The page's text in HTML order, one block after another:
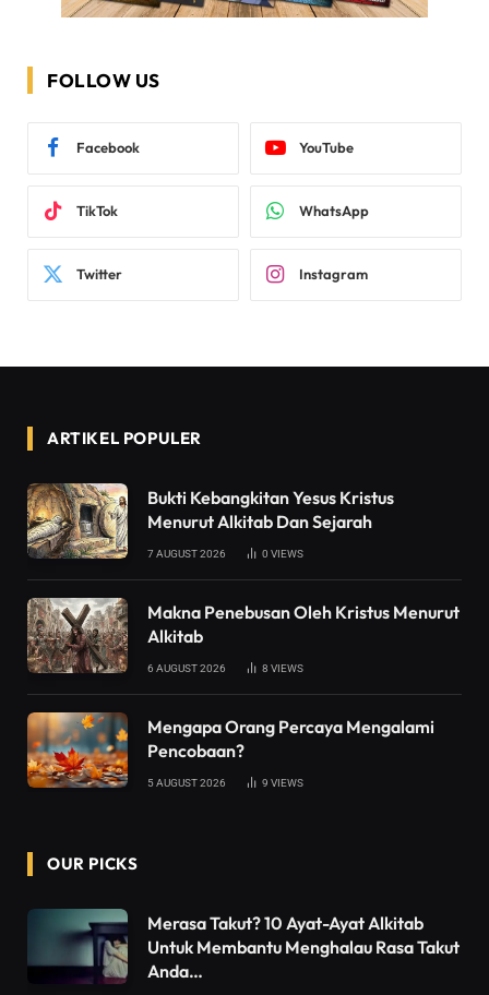
FOLLOW US
Facebook YouTube
TikTok WhatsApp
Twitter Instagram
ARTIKEL POPULER
Bukti Kebangkitan Yesus Kristus
Menurut Alkitab Dan Sejarah
7 AUGUST 2026 0 VIEWS
Makna Penebusan Oleh Kristus Menurut
Alkitab
6 AUGUST 2026 8 VIEWS
Mengapa Orang Percaya Mengalami
Pencobaan?
5 AUGUST 2026 9 VIEWS
OUR PICKS
Merasa Takut? 10 Ayat-Ayat Alkitab
Untuk Membantu Menghalau Rasa Takut
Anda…